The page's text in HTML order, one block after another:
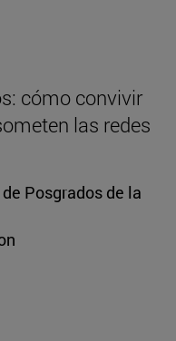
cómo convivir
las redes
Posgrados de la